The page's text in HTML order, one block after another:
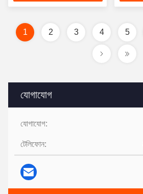
যোগাযোগ
যোগাযোগ:
টেলিফোন:
1 2 3 4 5